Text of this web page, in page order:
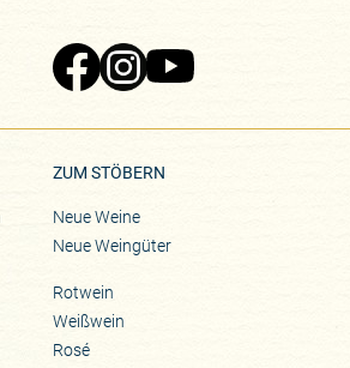
ZUM STÖBERN
Neue Weine
Neue Weingüter
Rotwein
Weißwein
Rosé